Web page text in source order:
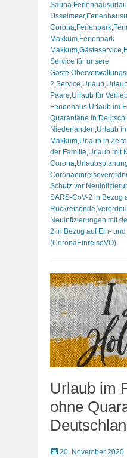
Sauna,
IJsselmeer,
Corona,Ferienpark,
Makkum,Ferienpark
Makkum,Gästeservice,
Service für unsere
Gäste,
2,Service,Urlaub,
Paare,Urlaub für
Ferienhaus,Urlaub im
Quarantäne in
Niederlanden,Urlaub
Makkum,Urlaub in
der Familie,Urlaub mit
Corona,
Schutz vor
SARS-CoV-2 in Bezug
Rückreisende,
Neuinfizierungen mit
2 in Bezug auf Ein-
(CoronaEinreiseVO)
Urlaub im
ohne
Veröffentlicht
20. November 2020